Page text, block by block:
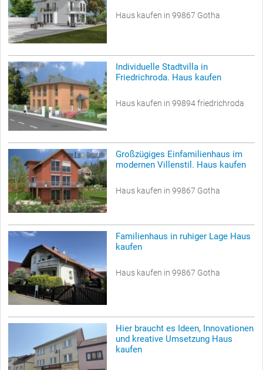
Haus kaufen in 99867 Gotha
Individuelle Stadtvilla in
Friedrichroda. Haus kaufen
Haus kaufen in 99894 friedrichroda
Großzügiges Einfamilienhaus im
modernen Villenstil. Haus kaufen
Haus kaufen in 99867 Gotha
Familienhaus in ruhiger Lage Haus
kaufen
Haus kaufen in 99867 Gotha
Hier braucht es Ideen, Innovationen
und kreative Umsetzung Haus
kaufen